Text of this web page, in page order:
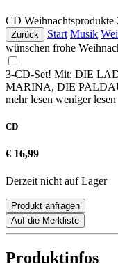
CD Weihnachtsprodukte
Zurück Start Musik
wünschen frohe
3-CD-Set! Mit: DIE
MARINA, DIE
mehr lesen weniger lesen
CD
€ 16,99
Derzeit nicht auf Lager
Produkt anfragen
Auf die Merkliste
Produktinfos